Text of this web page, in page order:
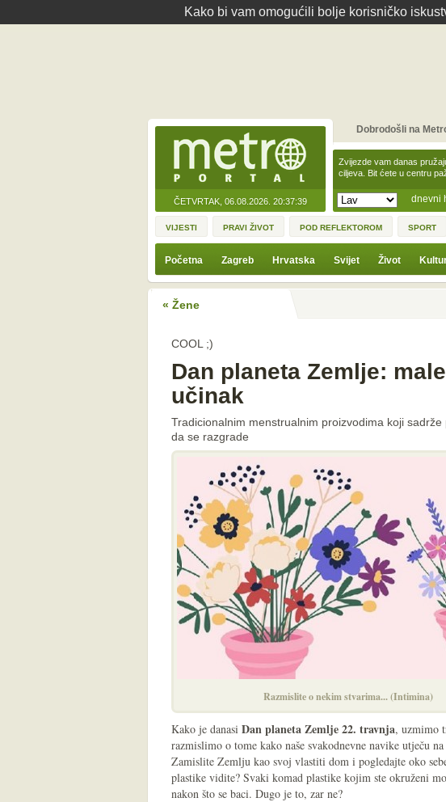
Kako bi vam omogućili bolje korisničko
ČETVRTAK, 06.08.2026. 20:37:39 dnevni
Zvijezde vam danas
ciljeva. Bit ćete u centru
Dobrodošli na
VIJESTI PRAVI ŽIVOT POD REFLEKTOROM SPORT
Početna Zagreb Hrvatska Svijet Život
« Žene
COOL ;)
Dan planeta Zemlje:
učinak
Tradicionalnim menstrualnim proizvodima koji
da se razgrade
Razmislite o nekim stvarima... (Intimina)
Kako je danasi Dan planeta Zemlje 22. travnja, uzmimo
razmislimo o tome kako naše svakodnevne navike utječu
Zamislite Zemlju kao svoj vlastiti dom i pogledajte oko
plastike vidite? Svaki komad plastike kojim ste okruženi
nakon što se baci. Dugo je to, zar ne?